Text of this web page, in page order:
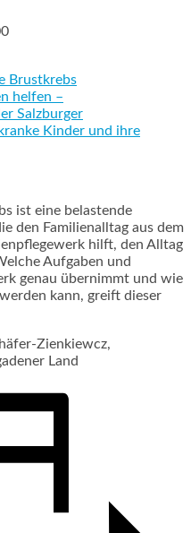
Brustkrebs
helfen –
Salzburger
Kinder und ihre
ist eine belastende
den Familienalltag aus dem
hilft, den Alltag
Aufgaben und
genau übernimmt und wie
kann, greift dieser
Zienkiewcz,
Land